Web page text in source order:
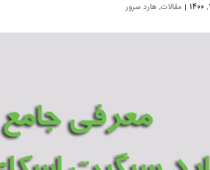
| مقالات, هارد سرور